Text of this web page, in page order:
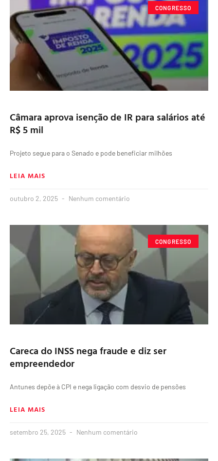
CONGRESSO
Câmara aprova isenção de IR para salários até
R$ 5 mil
Projeto segue para o Senado e pode beneficiar milhões
LEIA MAIS
outubro 2, 2025 Nenhum comentário
CONGRESSO
Careca do INSS nega fraude e diz ser
empreendedor
Antunes depõe à CPI e nega ligação com desvio de pensões
LEIA MAIS
setembro 25, 2025 Nenhum comentário